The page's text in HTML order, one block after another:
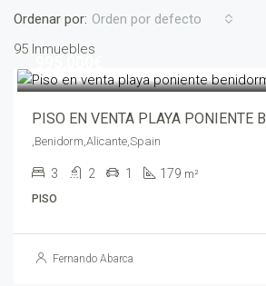
95 Inmuebles
Ordenar por: Orden por defecto
,Benidorm,Alicante,Spain
3 2 1 179 m²
PISO
Fernando Abarca